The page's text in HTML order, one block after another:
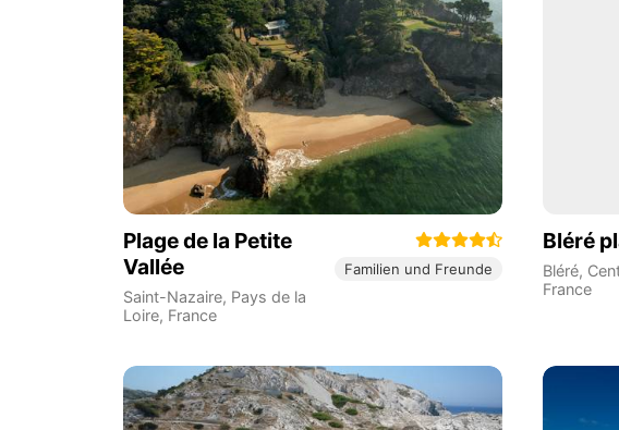
Plage de la Petite
Vallée
Saint-Nazaire, Pays de la
Loire, France
Familien und Freunde
Bléré
Bléré,
France